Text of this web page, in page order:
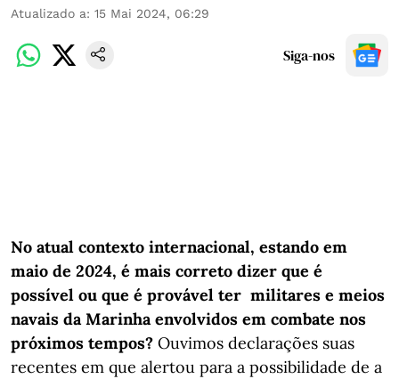
Atualizado a: 15 Mai 2024, 06:29
Siga-nos
No atual contexto internacional, estando em
maio de 2024, é mais correto dizer que é
possível ou que é provável ter militares e meios
navais da Marinha envolvidos em combate nos
próximos tempos? Ouvimos declarações suas
recentes em que alertou para a possibilidade de a